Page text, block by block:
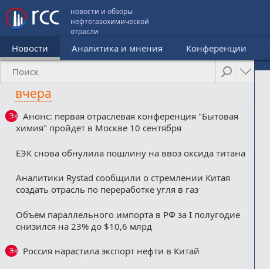
новости и обзоры
нефтегазохимической
отрасли
Новости Аналитика и мнения Конференции
вчера
Эксклюзив
Анонс: первая отраслевая конференция "Бытовая
химия" пройдет в Москве 10 сентября
ЕЭК снова обнулила пошлину на ввоз оксида титана
Аналитики Rystad сообщили о стремлении Китая
создать отрасль по переработке угля в газ
Объем параллельного импорта в РФ за I полугодие
снизился на 23% до $10,6 млрд
Эксклюзив
Россия нарастила экспорт нефти в Китай